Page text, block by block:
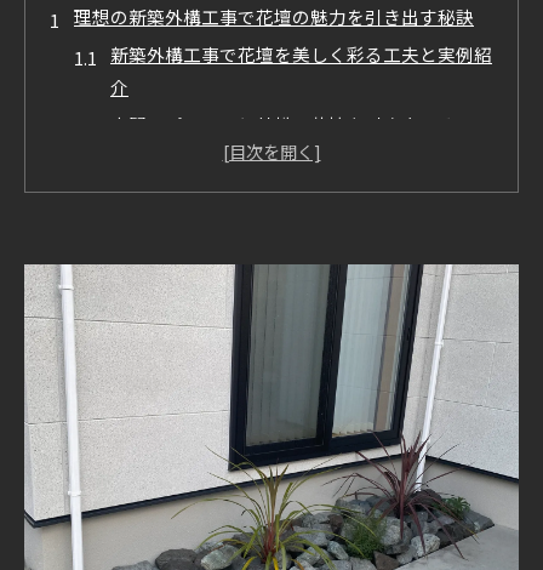
理想の新築外構工事で花壇の魅力を引き出す秘訣
新築外構工事で花壇を美しく彩る工夫と実例紹
介
玄関アプローチと外構で花壇を引き立てるコツ
新築外構工事に最適な花壇デザインの選び方
外構工事で花壇の魅力を最大化する植物の配置
新築外構工事の花壇がもたらす暮らしの変化と
は
家族思いの外構計画とは花壇とアプローチの工夫
新築外構工事で家族が快適に過ごせる花壇設計
術
外構アプローチを活かした家族向け花壇の作り
方
新築外構工事で子育て世代に優しい動線づくり
家族の暮らしに寄り添う花壇と外構アプローチ